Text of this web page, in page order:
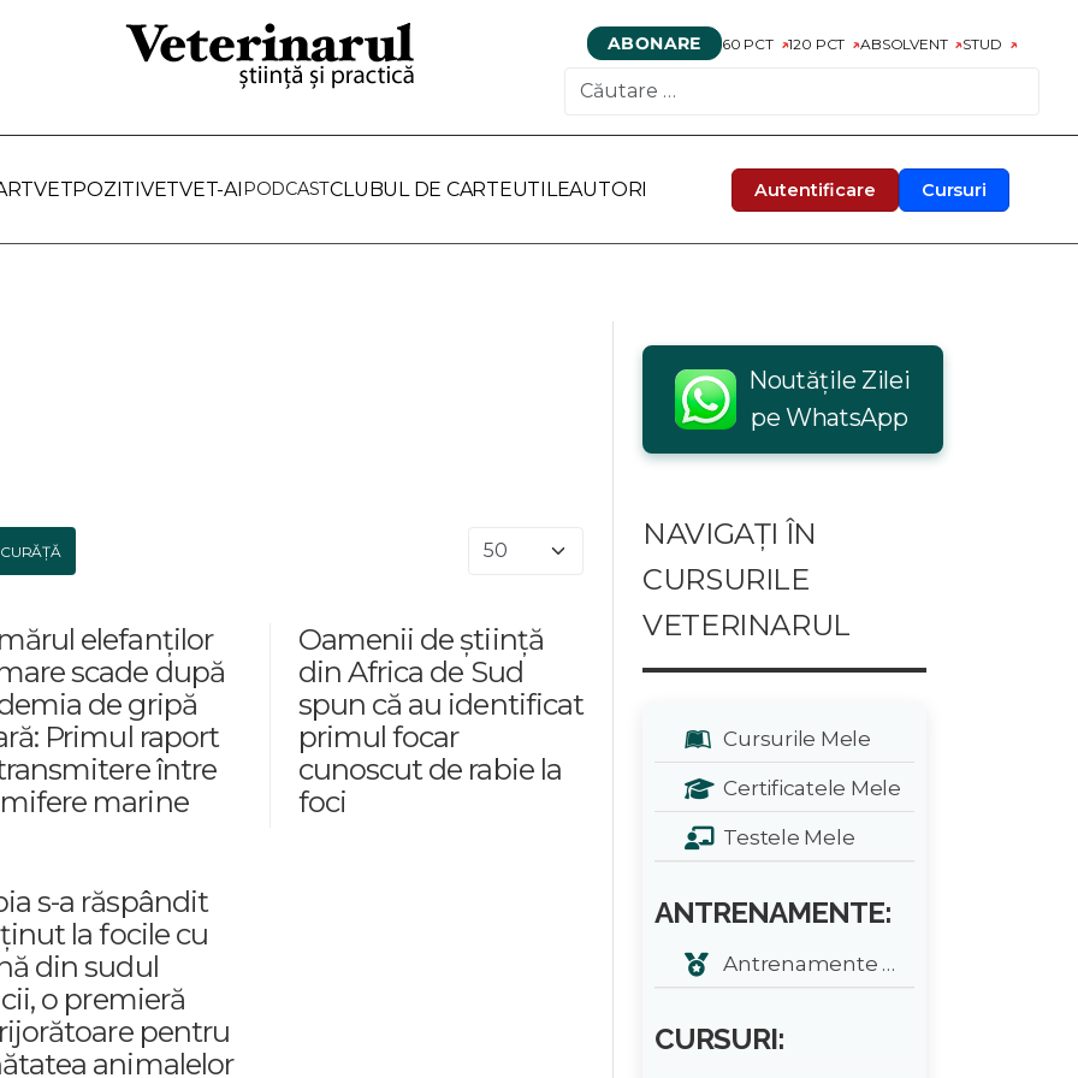
ABONARE 60 PCT 120 PCT ABSOLVENT STUD
Autentificare Cursuri
POZITIVETVET-AIPODCASTCLUBUL DE CARTEUTILEAUTORI
CURĂȚĂ Afișare #
elefanților
scade după
de gripă
Primul raport
între
marine
Oamenii de știință
din Africa de Sud
spun că au identificat
primul focar
cunoscut de rabie la
foci
s-a răspândit
la focile cu
din sudul
o premieră
pentru
animalelor
Noutățile Zilei
pe WhatsApp
NAVIGAȚI ÎN
CURSURILE
VETERINARUL
Cursurile Mele
Certificatele Mele
Testele Mele
ANTRENAMENTE:
Antrenamente zilnice
CURSURI: